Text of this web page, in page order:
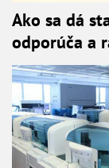
Ako sa dá
odporúča a